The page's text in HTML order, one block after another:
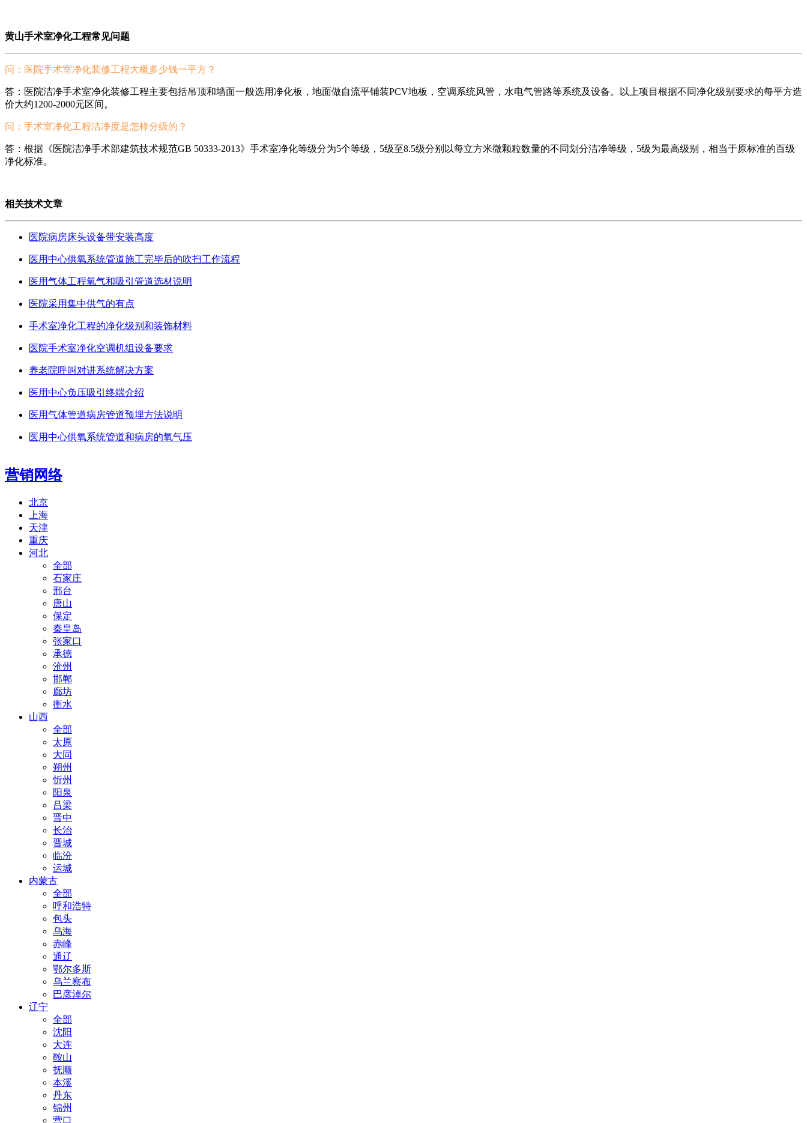
黄山手术室净化工程常见问题
问：医院手术室净化装修工程大概多少钱一平方？
答：医院洁净手术室净化装修工程主要包括吊顶和墙面一般选用净化板，地面做自流平铺装PCV地板，空调系统风管，水电气管路等系统及设备。以上项目根据不同净化级别要求的每平方造
价大约1200-2000元区间。
问：手术室净化工程洁净度是怎样分级的？
答：根据《医院洁净手术部建筑技术规范GB 50333-2013》手术室净化等级分为5个等级，5级至8.5级分别以每立方米微颗粒数量的不同划分洁净等级，5级为最高级别，相当于原标准的百级
净化标准。
相关技术文章
医院病房床头设备带安装高度
医用中心供氧系统管道施工完毕后的吹扫工作流程
医用气体工程氧气和吸引管道选材说明
医院采用集中供气的有点
手术室净化工程的净化级别和装饰材料
医院手术室净化空调机组设备要求
养老院呼叫对讲系统解决方案
医用中心负压吸引终端介绍
医用气体管道病房管道预埋方法说明
医用中心供氧系统管道和病房的氧气压
营销网络
北京
上海
天津
重庆
河北
全部
石家庄
邢台
唐山
保定
秦皇岛
张家口
承德
沧州
邯郸
廊坊
衡水
山西
全部
太原
大同
朔州
忻州
阳泉
吕梁
晋中
长治
晋城
临汾
运城
内蒙古
全部
呼和浩特
包头
乌海
赤峰
通辽
鄂尔多斯
乌兰察布
巴彦淖尔
辽宁
全部
沈阳
大连
鞍山
抚顺
本溪
丹东
锦州
营口